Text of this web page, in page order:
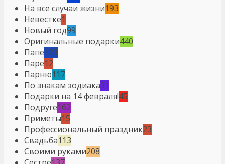
На все случаи жизни193
Невестке1
Новый год99
Оригинальные подарки440
Папе123
Паре12
Парню117
По знакам зодиака31
Подарки на 14 февраля!45
Подруге162
Приметы15
Профессиональный праздник23
Свадьба113
Своими руками208